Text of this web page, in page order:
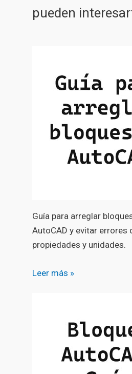
pueden
Guía para arreglar
AutoCAD y evitar errores
propiedades y unidades.
Leer más »